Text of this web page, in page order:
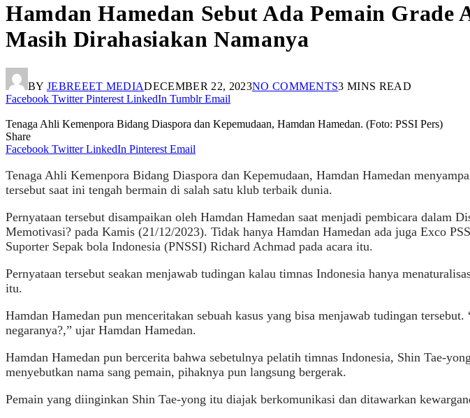
Hamdan Hamedan Sebut Ada Pemain
Masih Dirahasiakan Namanya
BY JEBREEET MEDIADECEMBER 22, 2023NO COMMENTS3 MINS READ
Facebook Twitter Pinterest LinkedIn Tumblr Email
Tenaga Ahli Kemenpora Bidang Diaspora dan Kepemudaan, Hamdan Hamedan. (Foto: PSSI Pers)
Share
Facebook Twitter LinkedIn Pinterest Email
Tenaga Ahli Kemenpora Bidang Diaspora dan Kepemudaan, Hamdan Hamedan
tersebut saat ini tengah bermain di salah satu klub terbaik dunia.
Pernyataan tersebut disampaikan oleh Hamdan Hamedan saat menjadi pembicara
Memotivasi? pada Kamis (21/12/2023). Tidak hanya Hamdan Hamedan ada juga Exco
Suporter Sepak bola Indonesia (PNSSI) Richard Achmad pada acara itu.
Pernyataan tersebut seakan menjawab tudingan kalau timnas Indonesia hanya
itu.
Hamdan Hamedan pun menceritakan sebuah kasus yang bisa menjawab tudingan
negaranya?,” ujar Hamdan Hamedan.
Hamdan Hamedan pun bercerita bahwa sebetulnya pelatih timnas Indonesia, Shin Tae-
menyebutkan nama sang pemain, pihaknya pun langsung bergerak.
Pemain yang diinginkan Shin Tae-yong itu diajak berkomunikasi dan ditawarkan